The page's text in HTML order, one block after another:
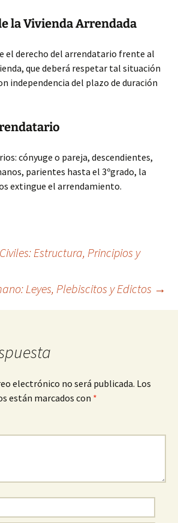
la Vivienda Arrendada
el derecho del arrendatario frente al
que deberá respetar tal situación
independencia del plazo de duración
cónyuge o pareja, descendientes,
parientes hasta el 3ºgrado, la
extingue el arrendamiento.
Estructura, Principios y
Leyes, Plebiscitos y Edictos →
electrónico no será publicada. Los
están marcados con *